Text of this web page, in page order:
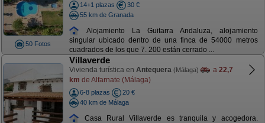
50 Fotos
14+1 plazas
30 €
55 km de Granada
Alojamiento La Guitarra Andaluza, alojamiento
singular ubicado dentro de una finca de 54000 metros
cuadrados de los que 7. 200 están cerrado ...
Villaverde
Vivienda turística en Antequera (Málaga) a 22,7
km de Alfarnate (Málaga)
6-8 plazas
20 €
40 km de Málaga
Casa Rural Villaverde es tranquila y acogedora.